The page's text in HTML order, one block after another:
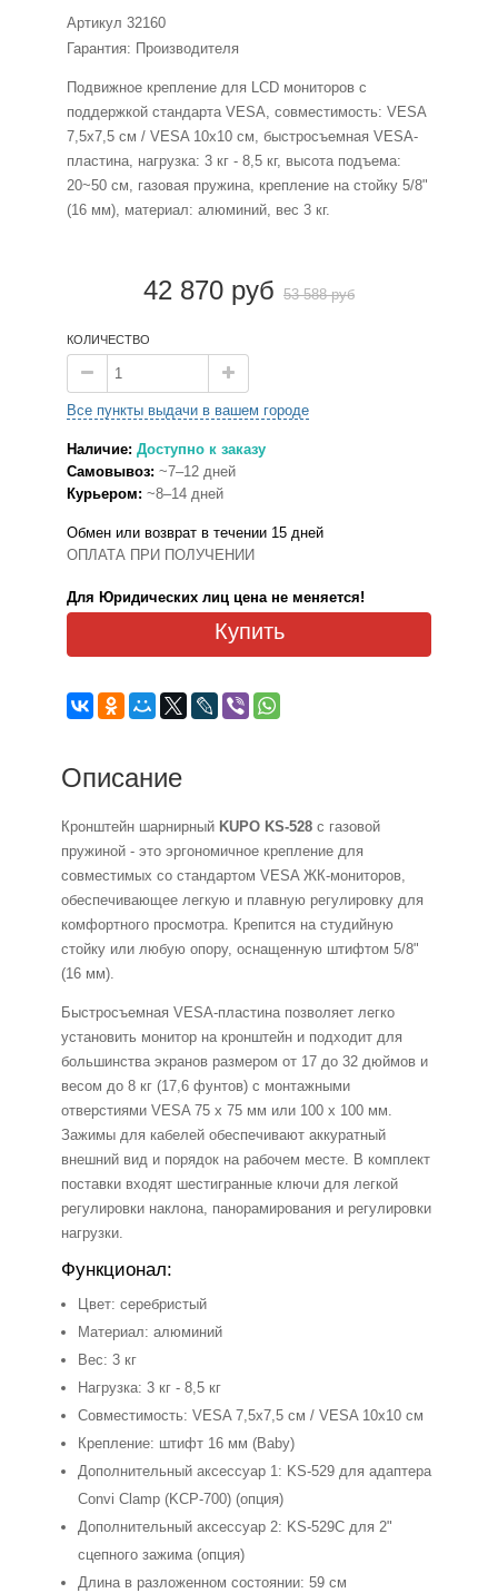
Артикул 32160
Гарантия: Производителя
Подвижное крепление для LCD мониторов с
поддержкой стандарта VESA, совместимость: VESA
7,5x7,5 см / VESA 10x10 см, быстросъемная VESA-
пластина, нагрузка: 3 кг - 8,5 кг, высота подъема:
20~50 см, газовая пружина, крепление на стойку 5/8"
(16 мм), материал: алюминий, вес 3 кг.
42 870 руб 53 588 руб
КОЛИЧЕСТВО
Все пункты выдачи в вашем городе
Наличие: Доступно к заказу
Самовывоз: ~7–12 дней
Курьером: ~8–14 дней
Обмен или возврат в течении 15 дней
ОПЛАТА ПРИ ПОЛУЧЕНИИ
Для Юридических лиц цена не меняется!
Купить
Описание
Кронштейн шарнирный KUPO KS-528 с газовой
пружиной - это эргономичное крепление для
совместимых со стандартом VESA ЖК-мониторов,
обеспечивающее легкую и плавную регулировку для
комфортного просмотра. Крепится на студийную
стойку или любую опору, оснащенную штифтом 5/8"
(16 мм).
Быстросъемная VESA-пластина позволяет легко
установить монитор на кронштейн и подходит для
большинства экранов размером от 17 до 32 дюймов и
весом до 8 кг (17,6 фунтов) с монтажными
отверстиями VESA 75 x 75 мм или 100 x 100 мм.
Зажимы для кабелей обеспечивают аккуратный
внешний вид и порядок на рабочем месте. В комплект
поставки входят шестигранные ключи для легкой
регулировки наклона, панорамирования и регулировки
нагрузки.
Функционал:
Цвет: серебристый
Материал: алюминий
Вес: 3 кг
Нагрузка: 3 кг - 8,5 кг
Совместимость: VESA 7,5x7,5 см / VESA 10x10 см
Крепление: штифт 16 мм (Baby)
Дополнительный аксессуар 1: KS-529 для адаптера
Convi Clamp (KCP-700) (опция)
Дополнительный аксессуар 2: KS-529C для 2"
сцепного зажима (опция)
Длина в разложенном состоянии: 59 см